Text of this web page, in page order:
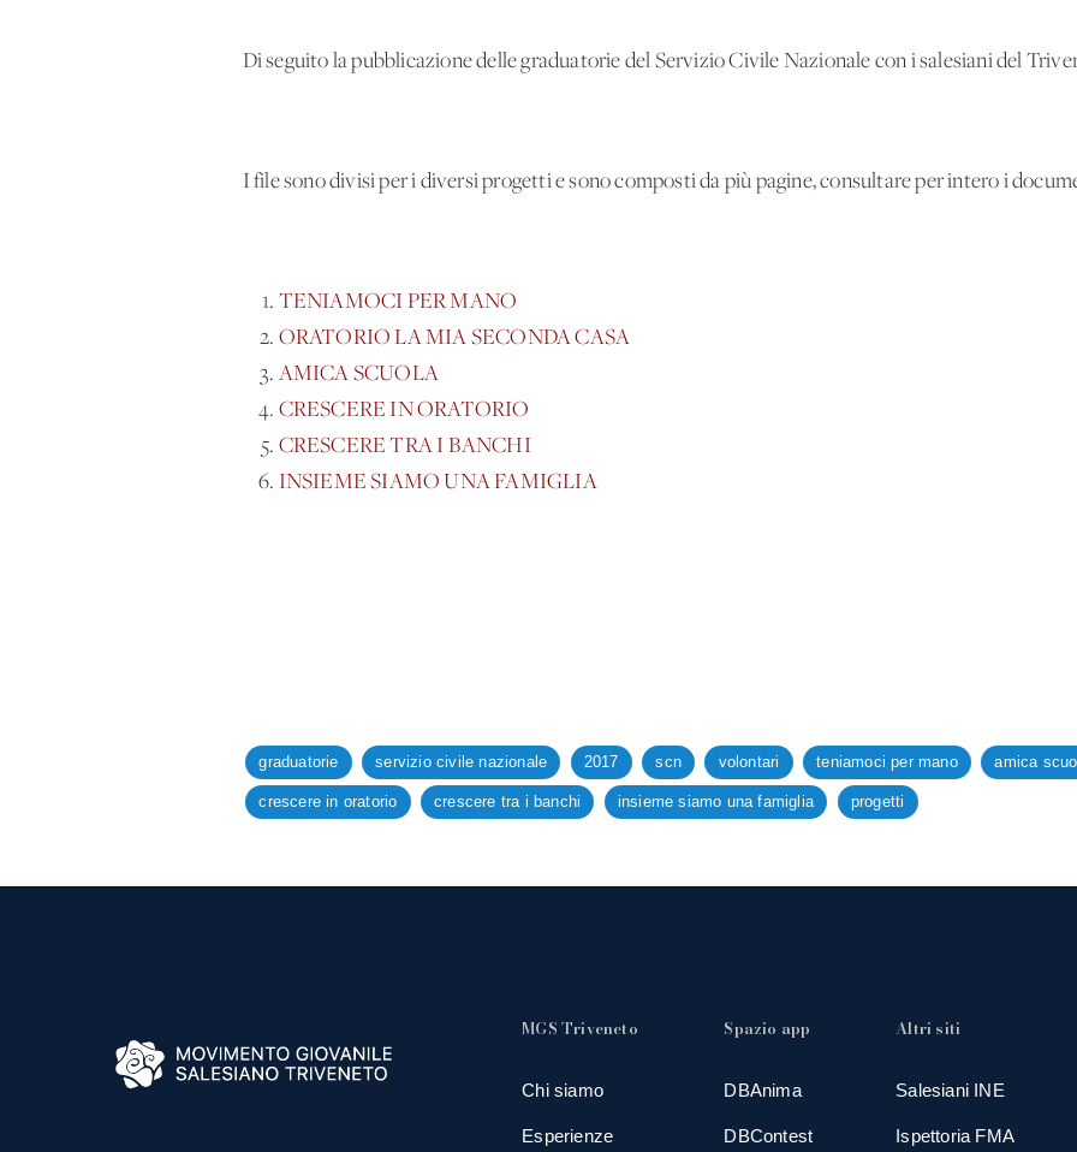
Di seguito la pubblicazione delle graduatorie del Servizio Civile Nazionale con i salesiani del
I file sono divisi per i diversi progetti e sono composti da più pagine, consultare per intero i
TENIAMOCI PER MANO
ORATORIO LA MIA SECONDA CASA
AMICA SCUOLA
CRESCERE IN ORATORIO
CRESCERE TRA I BANCHI
INSIEME SIAMO UNA FAMIGLIA
graduatorie servizio civile nazionale 2017 scn volontari teniamoci per mano amica
crescere in oratorio crescere tra i banchi insieme siamo una famiglia progetti
MGS Triveneto
Chi siamo
Esperienze
Spazio app
DBAnima
DBContest
Altri siti
Salesiani INE
Ispettoria FMA